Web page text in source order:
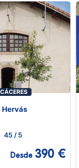
Hervás
45 / 5
Desde 390 €